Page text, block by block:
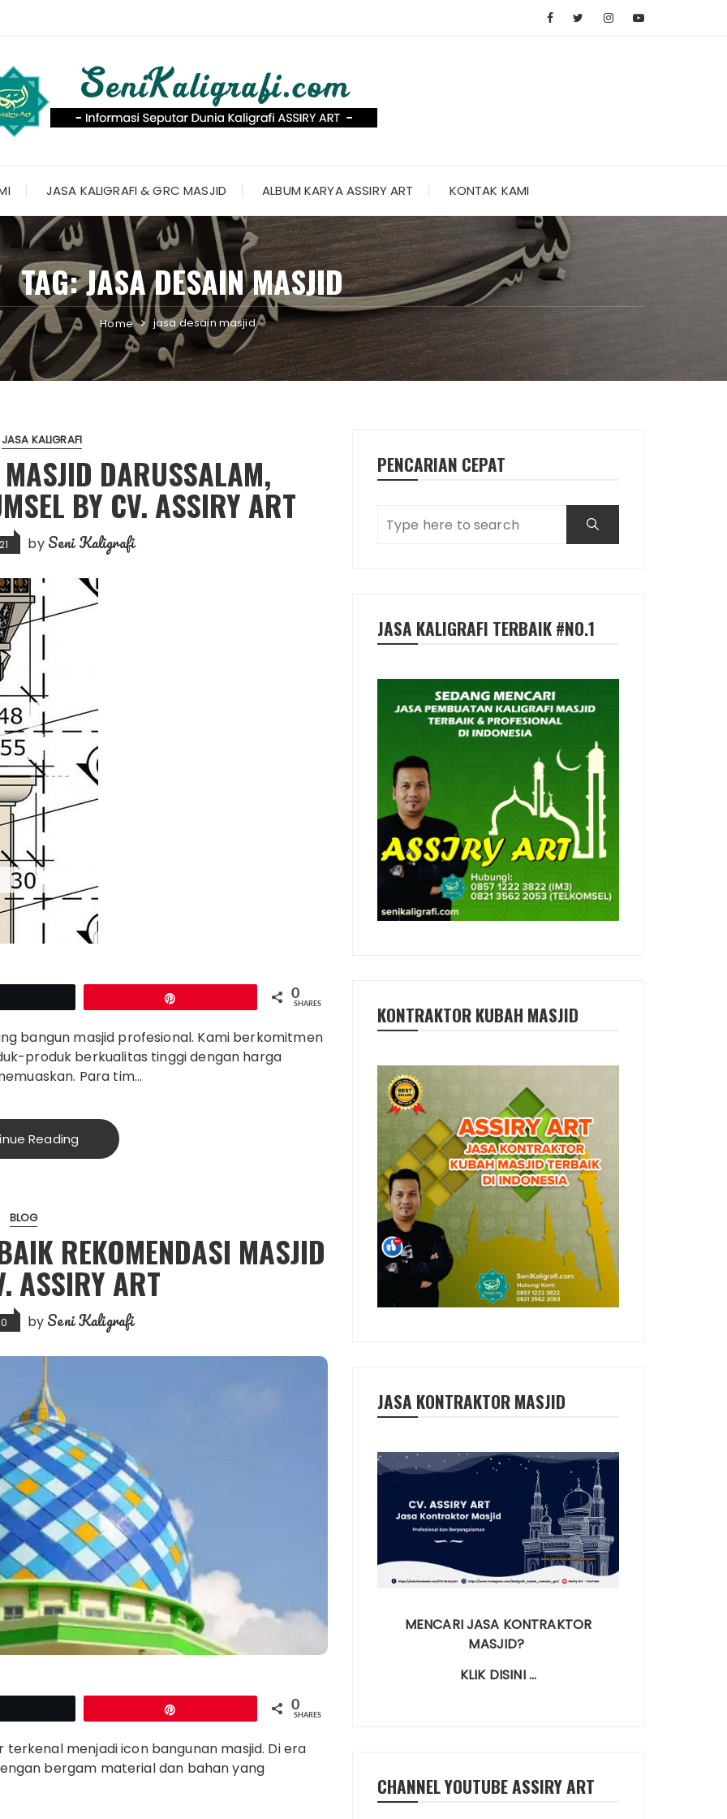
JASA KALIGRAFI & GRC MASJID ALBUM KARYA ASSIRY ART KONTAK KAMI
TAG:JASA DESAIN MASJID
Home jasa desain masjid
JASA KALIGRAFI
DARUSSALAM,
BY CV. ASSIRY ART
by Seni Kaligrafi
0
SHARES
masjid profesional. Kami berkomitmen
produk berkualitas tinggi dengan harga
Para tim…
Reading
BLOG
REKOMENDASI MASJID
ASSIRY ART
by Seni Kaligrafi
0
SHARES
terkenal menjadi icon bangunan masjid. Di era
bergam material dan bahan yang
PENCARIAN CEPAT
JASA KALIGRAFI TERBAIK #NO.1
KONTRAKTOR KUBAH MASJID
JASA KONTRAKTOR MASJID
MENCARI JASA KONTRAKTOR
MASJID?
KLIK DISINI …
CHANNEL YOUTUBE ASSIRY ART